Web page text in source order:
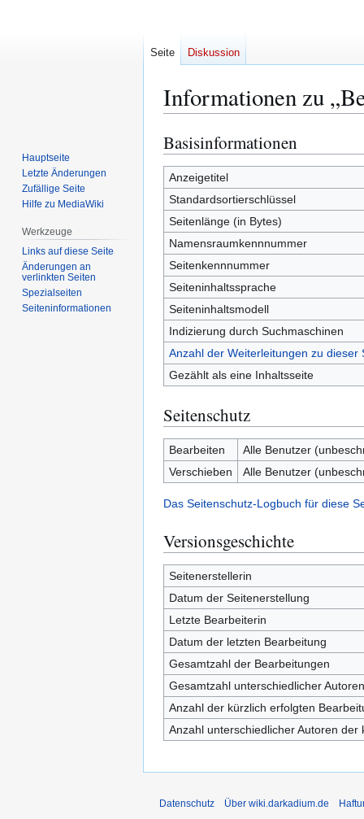
Informationen zu
Zur
Navigation
springen
Zur
Suche
springen
Basisinformationen
Anzeigetitel
Standardsortierschlüssel
Seitenlänge (in Bytes)
Namensraumkennnummer
Seitenkennnummer
Seiteninhaltssprache
Seiteninhaltsmodell
Indizierung durch Suchmaschinen
Anzahl der Weiterleitungen zu dieser
Gezählt als eine Inhaltsseite
Seitenschutz
Bearbeiten
Alle Benutzer
Verschieben
Alle Benutzer
Das Seitenschutz-Logbuch für diese
Versionsgeschichte
Seitenerstellerin
Datum der Seitenerstellung
Letzte Bearbeiterin
Datum der letzten Bearbeitung
Gesamtzahl der Bearbeitungen
Gesamtzahl unterschiedlicher Autoren
Anzahl der kürzlich erfolgten
Anzahl unterschiedlicher Autoren
Seite Diskussion
Hauptseite
Letzte Änderungen
Zufällige Seite
Hilfe zu MediaWiki
Werkzeuge
Links auf diese Seite
Änderungen an
verlinkten Seiten
Spezialseiten
Seiten­­informationen
Datenschutz Über wiki.darkadium.de